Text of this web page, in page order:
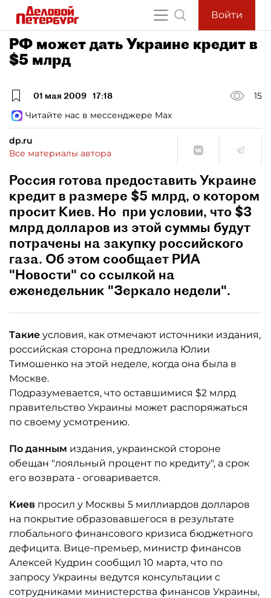
Войти
РФ может дать Украине кредит в
$5 млрд
01 мая 2009 17:18
15
Читайте нас в мессенджере Max
dp.ru
Все материалы автора
Россия готова предоставить Украине
кредит в размере $5 млрд, о котором
просит Киев. Но при условии, что $3
млрд долларов из этой суммы будут
потрачены на закупку российского
газа. Об этом сообщает РИА
"Новости" со ссылкой на
еженедельник "Зеркало недели".
Такие условия, как отмечают источники издания,
российская сторона предложила Юлии
Тимошенко на этой неделе, когда она была в
Москве.
Подразумевается, что оставшимися $2 млрд
правительство Украины может распоряжаться
по своему усмотрению.
По данным издания, украинской стороне
обещан "лояльный процент по кредиту", а срок
его возврата - оговаривается.
Киев просил у Москвы 5 миллиардов долларов
на покрытие образовавшегося в результате
глобального финансового кризиса бюджетного
дефицита. Вице-премьер, министр финансов
Алексей Кудрин сообщил 10 марта, что по
запросу Украины ведутся консультации с
сотрудниками министерства финансов Украины,